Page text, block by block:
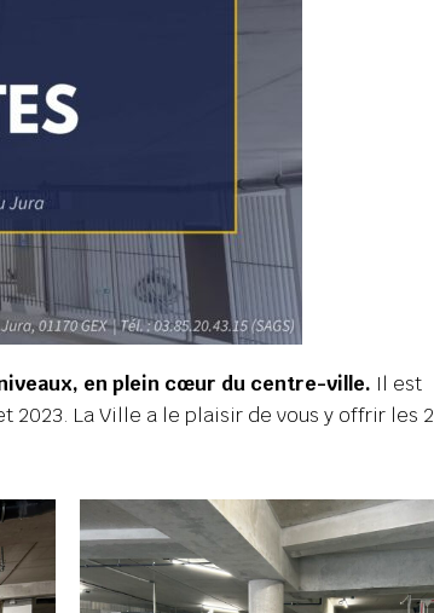
en plein cœur du centre-ville. Il est
La Ville a le plaisir de vous y offrir les 2